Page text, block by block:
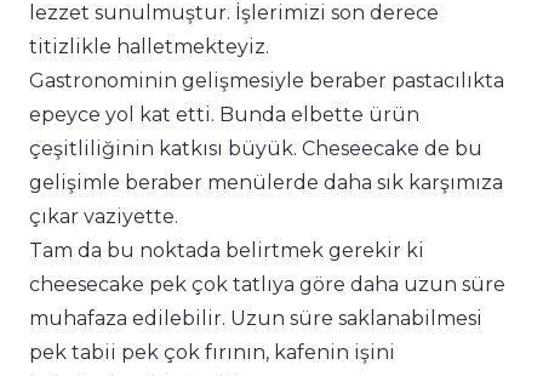
lezzet sunulmuştur. İşlerimizi son derece
titizlikle halletmekteyiz.
Gastronominin gelişmesiyle beraber pastacılıkta
epeyce yol kat etti. Bunda elbette ürün
çeşitliliğinin katkısı büyük. Cheseecake de bu
gelişimle beraber menülerde daha sık karşımıza
çıkar vaziyette.
Tam da bu noktada belirtmek gerekir ki
cheesecake pek çok tatlıya göre daha uzun süre
muhafaza edilebilir. Uzun süre saklanabilmesi
pek tabii pek çok fırının, kafenin işini